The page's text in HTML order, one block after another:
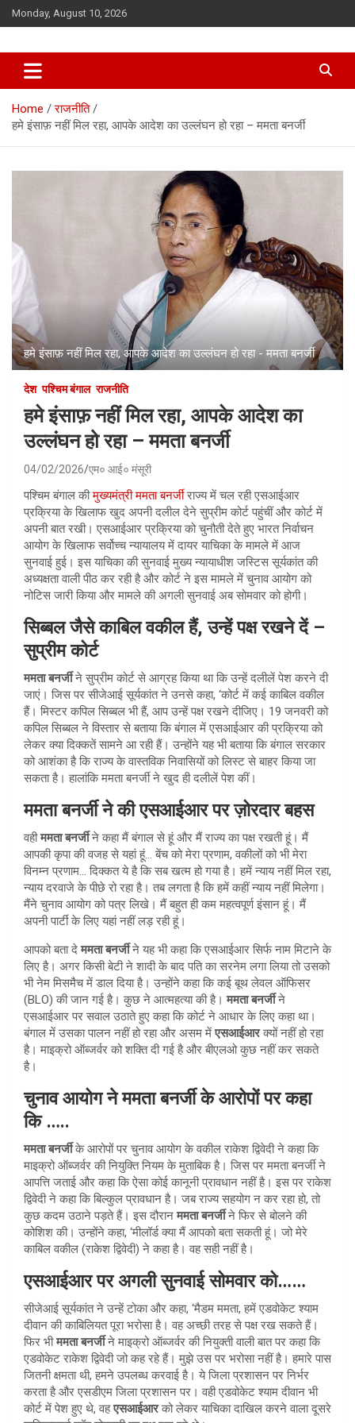
Skip
to
Monday, August 10, 2026
Home
राजनीति
हमे इंसाफ़ नहीं मिल रहा, आपके आदेश का उल्लंघन हो रहा – ममता बनर्जी
हमे इंसाफ़ नहीं मिल रहा, आपके आदेश का उल्लंघन हो रहा - ममता बनर्जी
देश पश्चिम बंगाल राजनीति
हमे इंसाफ़ नहीं मिल रहा, आपके आदेश का
उल्लंघन हो रहा – ममता बनर्जी
04/02/2026 एम० आई० मंसूरी
पश्चिम बंगाल कीमुख्यमंत्री ममता बनर्जीराज्य में चल रही एसआईआर
प्रक्रिया के खिलाफ खुद अपनी दलील देने सुप्रीम कोर्ट पहुंचीं और कोर्ट में
अपनी बात रखी। एसआईआर प्रक्रिया को चुनौती देते हुए भारत निर्वाचन
आयोग के खिलाफ सर्वोच्च न्यायालय में दायर याचिका के मामले में आज
सुनवाई हुई। इस याचिका की सुनवाई मुख्य न्यायाधीश जस्टिस सूर्यकांत की
अध्यक्षता वाली पीठ कर रही है और कोर्ट ने इस मामले में चुनाव आयोग को
नोटिस जारी किया और मामले की अगली सुनवाई अब सोमवार को होगी।
सिब्बल जैसे काबिल वकील हैं, उन्हें पक्ष रखने दें –
सुप्रीम कोर्ट
ममता बनर्जीने सुप्रीम कोर्ट से आग्रह किया था कि उन्हें दलीलें पेश करने दी
जाएं। जिस पर सीजेआई सूर्यकांत ने उनसे कहा, ‘कोर्ट में कई काबिल वकील
हैं। मिस्टर कपिल सिब्बल भी हैं, आप उन्हें पक्ष रखने दीजिए। 19 जनवरी को
कपिल सिब्बल ने विस्तार से बताया कि बंगाल में एसआईआर की प्रक्रिया को
लेकर क्या दिक्कतें सामने आ रही हैं। उन्होंने यह भी बताया कि बंगाल सरकार
को आशंका है कि राज्य के वास्तविक निवासियों को लिस्ट से बाहर किया जा
सकता है। हालांकि ममता बनर्जी ने खुद ही दलीलें पेश कीं।
ममता बनर्जी ने की एसआईआर पर ज़ोरदार बहस
वहीममता बनर्जीने कहा मैं बंगाल से हूं और मैं राज्य का पक्ष रखती हूं। मैं
आपकी कृपा की वजह से यहां हूं… बेंच को मेरा प्रणाम, वकीलों को भी मेरा
विनम्न प्रणाम… दिक्कत ये है कि सब खत्म हो गया है। हमें न्याय नहीं मिल रहा,
न्याय दरवाजे के पीछे रो रहा है। तब लगता है कि हमें कहीं न्याय नहीं मिलेगा।
मैंने चुनाव आयोग को पत्र लिखे। मैं बहुत ही कम महत्वपूर्ण इंसान हूं। मैं
अपनी पार्टी के लिए यहां नहीं लड़ रही हूं।
आपको बता देममता बनर्जीने यह भी कहा कि एसआईआर सिर्फ नाम मिटाने के
लिए है। अगर किसी बेटी ने शादी के बाद पति का सरनेम लगा लिया तो उसको
भी नेम मिसमैच में डाल दिया है। उन्होंने कहा कि कई बूथ लेवल ऑफिसर
(BLO) की जान गई है। कुछ ने आत्महत्या की है।ममता बनर्जीने
एसआईआर पर सवाल उठाते हुए कहा कि कोर्ट ने आधार के लिए कहा था।
बंगाल में उसका पालन नहीं हो रहा और असम मेंएसआईआरक्यों नहीं हो रहा
है। माइक्रो ऑब्जर्वर को शक्ति दी गई है और बीएलओ कुछ नहीं कर सकते
है।
चुनाव आयोग ने ममता बनर्जी के आरोपों पर कहा
कि …..
ममता बनर्जीके आरोपों पर चुनाव आयोग के वकील राकेश द्विवेदी ने कहा कि
माइक्रो ऑब्जर्वर की नियुक्ति नियम के मुताबिक है। जिस पर ममता बनर्जी ने
आपत्ति जताई और कहा कि ऐसा कोई कानूनी प्रावधान नहीं है। इस पर राकेश
द्विवेदी ने कहा कि बिल्कुल प्रावधान है। जब राज्य सहयोग न कर रहा हो, तो
कुछ कदम उठाने पड़ते हैं। इस दौरानममता बनर्जीने फिर से बोलने की
कोशिश की। उन्होंने कहा, ‘मीलॉर्ड क्या मैं आपको बता सकती हूं। जो मेरे
काबिल वकील (राकेश द्विवेदी) ने कहा है। वह सही नहीं है।
एसआईआर पर अगली सुनवाई सोमवार को……
सीजेआई सूर्यकांत ने उन्हें टोका और कहा, ‘मैडम ममता, हमें एडवोकेट श्याम
दीवान की काबिलियत पूरा भरोसा है। वह अच्छी तरह से पक्ष रख सकते हैं।
फिर भीममता बनर्जीने माइक्रो ऑब्जर्वर की नियुक्ती वाली बात पर कहा कि
एडवोकेट राकेश द्विवेदी जो कह रहे हैं। मुझे उस पर भरोसा नहीं है। हमारे पास
जितनी क्षमता थी, हमने उपलब्ध करवाई है। ये जिला प्रशासन पर निर्भर
करता है और एसडीएम जिला प्रशासन पर। वही एडवोकेट श्याम दीवान भी
कोर्ट में पेश हुए थे, वहएसआईआरको लेकर याचिका दाखिल करने वाला दूसरे